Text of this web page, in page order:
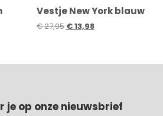
Vestje New York blauw
€27,95 €13,98
je op onze nieuwsbrief